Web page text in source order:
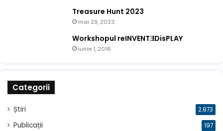
Treasure Hunt 2023
mai 29, 2023
Workshopul reINVENTƎDisPLAY
iunie 1, 2016
Categorii
Știri 2.873
Publicații 197